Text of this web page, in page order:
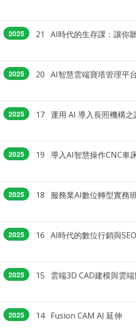
2025 21 AI時代的生存課：讓你
2025 20 AI智慧雲端寶塔管理平台
2025
2025 19 導入AI智慧操作CNC車
2025 18 服務業AI數位轉型實務
2025 16 AI時代的數位行銷與
2025 15 雲端3D CAD建模與雲
2025 14 Fusion CAM AI 延伸